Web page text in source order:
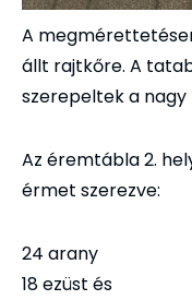
A
állt rajtkőre. A
szerepeltek a
Az éremtábla 2.
érmet szerezve:
24 arany
18 ezüst és